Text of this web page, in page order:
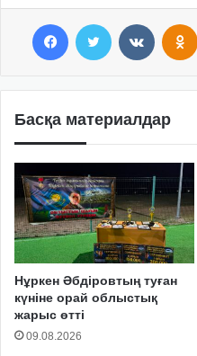
Басқа материалдар
Нұркен Әбдіровтың туған
күніне орай облыстық
жарыс өтті
09.08.2026